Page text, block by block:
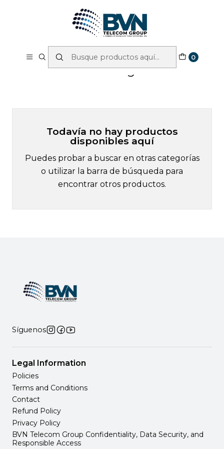
0
877-865-6337
20 YEARSPOWERING BUSINESS COMMUNICATIONS!
Inicio Catalog
Catalog
Todavía no hay productos
disponibles aquí
Puedes probar a buscar en otras categorías
o utilizar la barra de búsqueda para
encontrar otros productos.
Síguenos
Legal Information
Policies
Terms and Conditions
Contact
Refund Policy
Privacy Policy
BVN Telecom Group Confidentiality, Data Security, and
Responsible Access